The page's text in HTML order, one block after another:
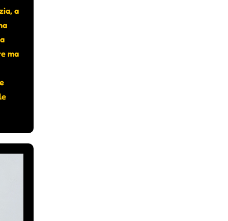
a
ma